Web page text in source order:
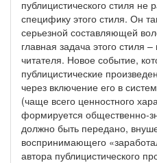
публицистического стиля не
специфику этого стиля. Он
серьезной составляющей
главная задача этого стиля
читателя. Новое событие,
публицистические
через включение его в
(чаще всего ценностного
формируется общественно-
должно быть передано,
воспринимающего
автора публицистического